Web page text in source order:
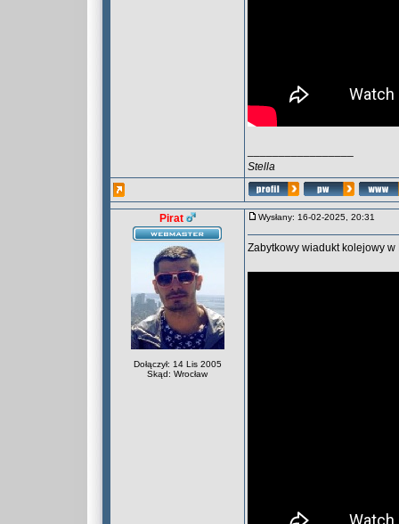
Stella
Pirat
Dołączył: 14 Lis 2005
Skąd: Wrocław
Wysłany: 16-02-2025, 20:31
Zabytkowy wiadukt kolejowy w